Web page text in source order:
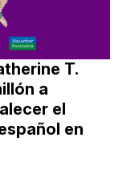
T.
a
el
en